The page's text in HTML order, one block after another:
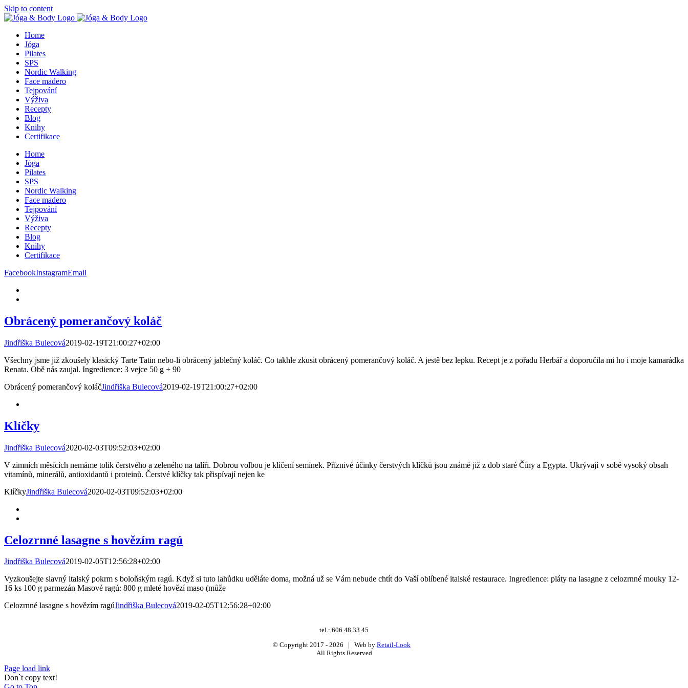
Skip to content
Home
Jóga
Pilates
SPS
Nordic Walking
Face madero
Tejpování
Výživa
Recepty
Blog
Knihy
Certifikace
Home
Jóga
Pilates
SPS
Nordic Walking
Face madero
Tejpování
Výživa
Recepty
Blog
Knihy
Certifikace
FacebookInstagramEmail
Obrácený pomerančový koláč
Jindřiška Bulecová2019-02-19T21:00:27+02:00
Všechny jsme již zkoušely klasický Tarte Tatin nebo-li obrácený jablečný koláč. Co takhle zkusit obrácený pomerančový koláč. A jestě bez lepku. Recept je z pořadu Herbář a doporučila mi ho i moje kamarádka
Renata. Obě nás zaujal. Ingredience: 3 vejce 50 g + 90
Obrácený pomerančový koláčJindřiška Bulecová2019-02-19T21:00:27+02:00
Klíčky
Jindřiška Bulecová2020-02-03T09:52:03+02:00
V zimních měsících nemáme tolik čerstvého a zeleného na talíři. Dobrou volbou je klíčení semínek. Příznivé účinky čerstvých klíčků jsou známé již z dob staré Číny a Egypta. Ukrývají v sobě vysoký obsah
vitamínů, minerálů, antioxidantů i proteinů. Čerstvé klíčky tak přispívají nejen ke
KlíčkyJindřiška Bulecová2020-02-03T09:52:03+02:00
Celozrnné lasagne s hovězím ragú
Jindřiška Bulecová2019-02-05T12:56:28+02:00
Vyzkoušejte slavný italský pokrm s boloňským ragú. Když si tuto lahůdku uděláte doma, možná už se Vám nebude chtít do Vaší oblíbené italské restaurace. Ingredience: pláty na lasagne z celozrnné mouky 12-
16 ks 100 g parmezán Masové ragú: 800 g mleté hovězí maso (může
Celozrnné lasagne s hovězím ragúJindřiška Bulecová2019-02-05T12:56:28+02:00
tel.: 606 48 33 45
© Copyright 2017 - 2026 | Web by Retail-Look
All Rights Reserved
Page load link
Don`t copy text!